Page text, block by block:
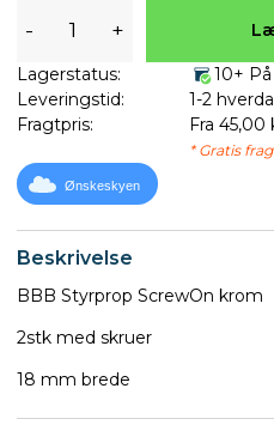
Beskrivelse
BBB Styrprop ScrewOn krom
2stk med skruer
18 mm brede
- +
Lagerstatus:
10+
Leveringstid:
1-2
Fragtpris:
Fra 45,00
* Gratis
Ønskeskyen